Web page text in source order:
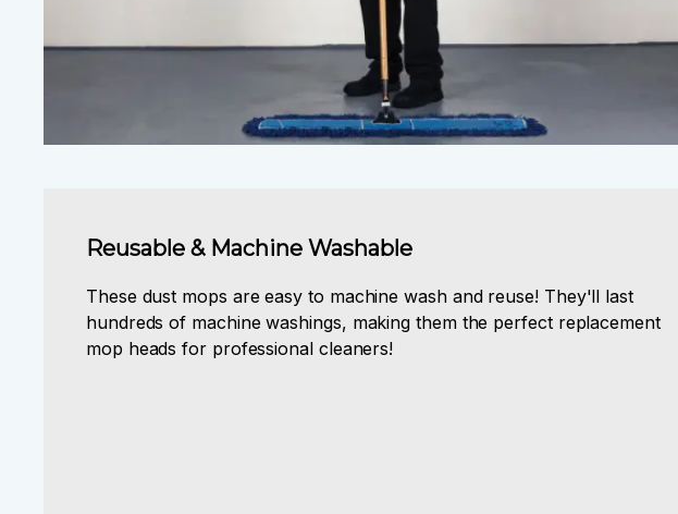
Reusable & Machine Washable
These dust mops are easy to machine wash and reuse! They'll last
hundreds of machine washings, making them the perfect replacement
mop heads for professional cleaners!